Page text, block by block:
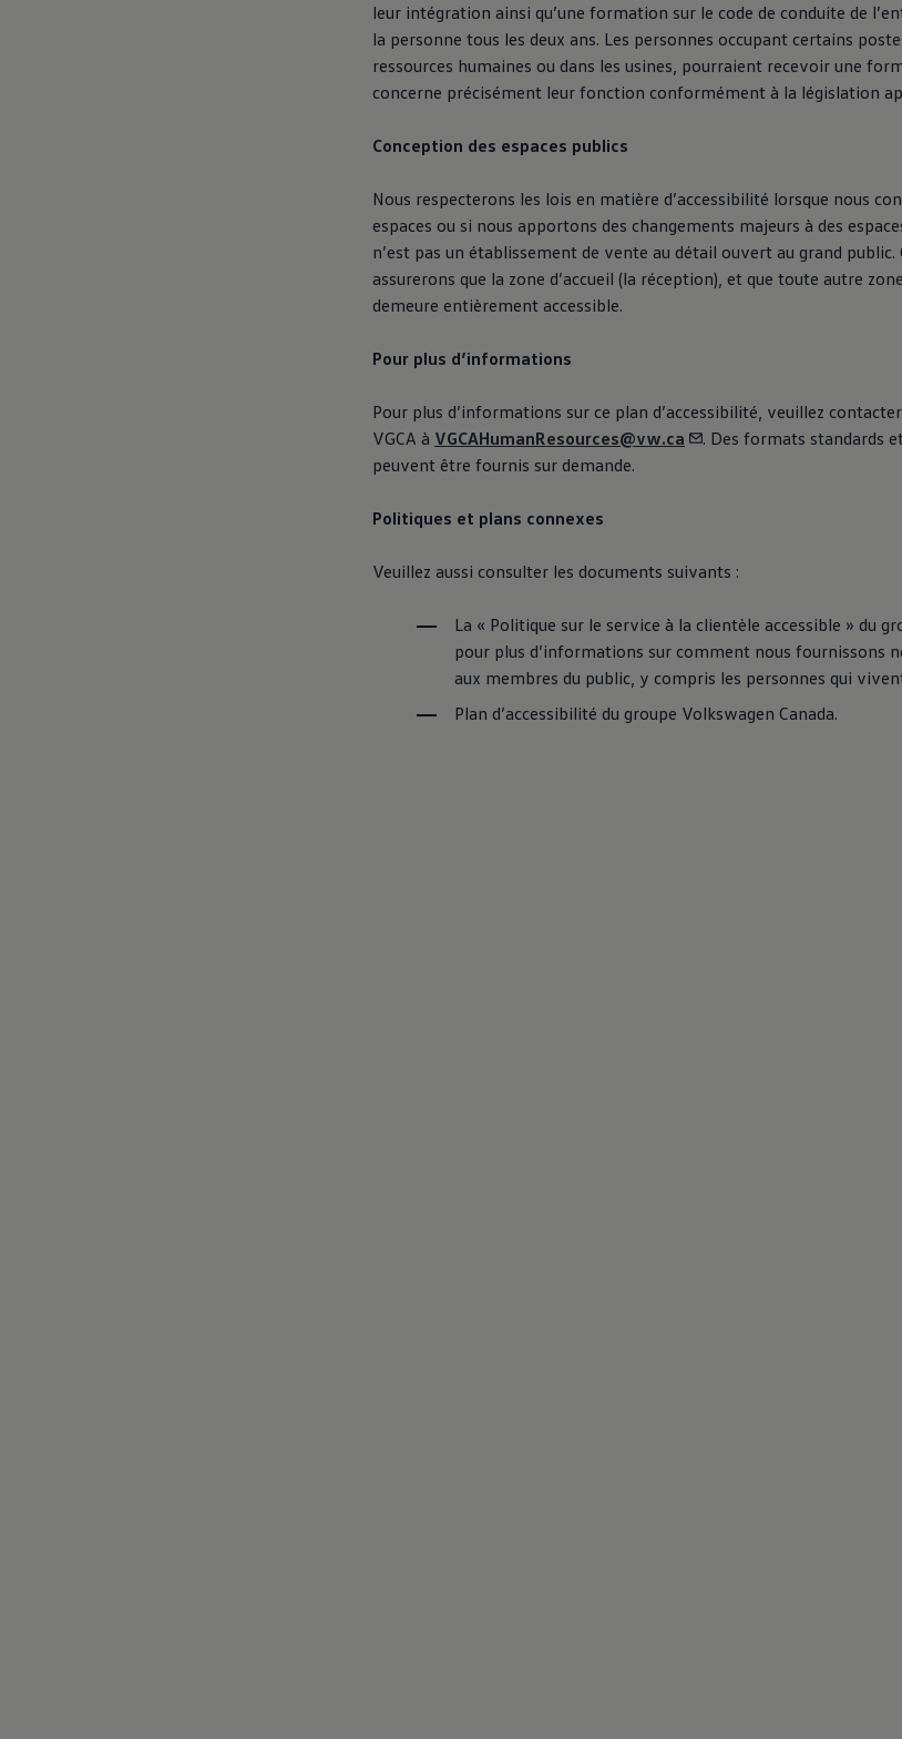
leur intégration ainsi qu’une formation sur le code de conduite de
la personne tous les deux ans. Les personnes occupant certains
ressources humaines ou dans les usines, pourraient recevoir une
concerne précisément leur fonction conformément à la législation
Conception des espaces publics
Nous respecterons les lois en matière d’accessibilité lorsque nous
espaces ou si nous apportons des changements majeurs à des
n’est pas un établissement de vente au détail ouvert au grand public.
assurerons que la zone d’accueil (la réception), et que toute autre
demeure entièrement accessible.
Pour plus d’informations
Pour plus d’informations sur ce plan d’accessibilité, veuillez
VGCA à VGCAHumanResources@vw.ca
. Des formats standards
peuvent être fournis sur demande.
Politiques et plans connexes
Veuillez aussi consulter les documents suivants :
La « Politique sur le service à la clientèle accessible » du
pour plus d’informations sur comment nous fournissons
aux membres du public, y compris les personnes qui
Plan d’accessibilité du groupe Volkswagen Canada.